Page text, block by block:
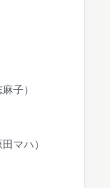
子）
マハ）